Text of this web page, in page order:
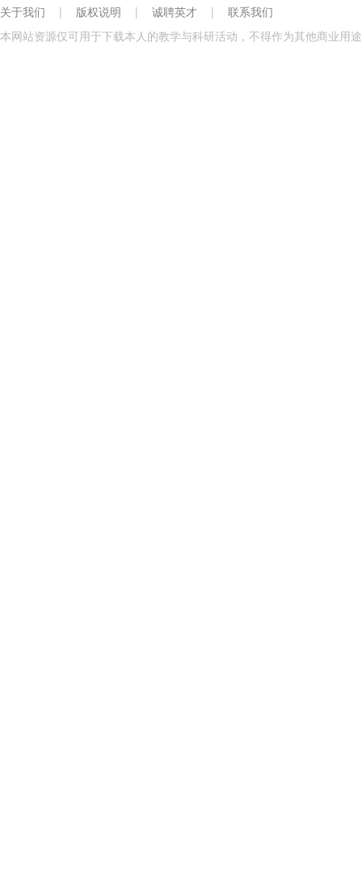
关于我们 | 版权说明 | 诚聘英才 |
联系我们
本网站资源仅可用于下载本人的教学与科研活动，不得作为其他商业用